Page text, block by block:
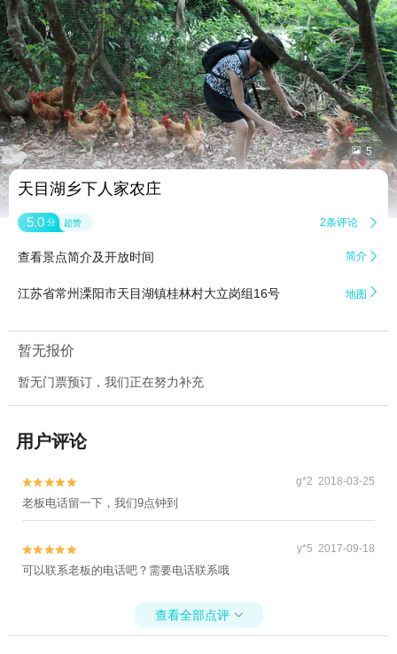
 5
天目湖乡下人家农庄
5.0 分 超赞 2条评论 
查看景点简介及开放时间 简介 
江苏省常州溧阳市天目湖镇桂林村大立岗组16号 地图 
暂无报价
暂无门票预订，我们正在努力补充
用户评论

 g*2 2018-03-25
老板电话留一下，我们9点钟到

 y*5 2017-09-18
可以联系老板的电话吧？需要电话联系哦
查看全部点评 
